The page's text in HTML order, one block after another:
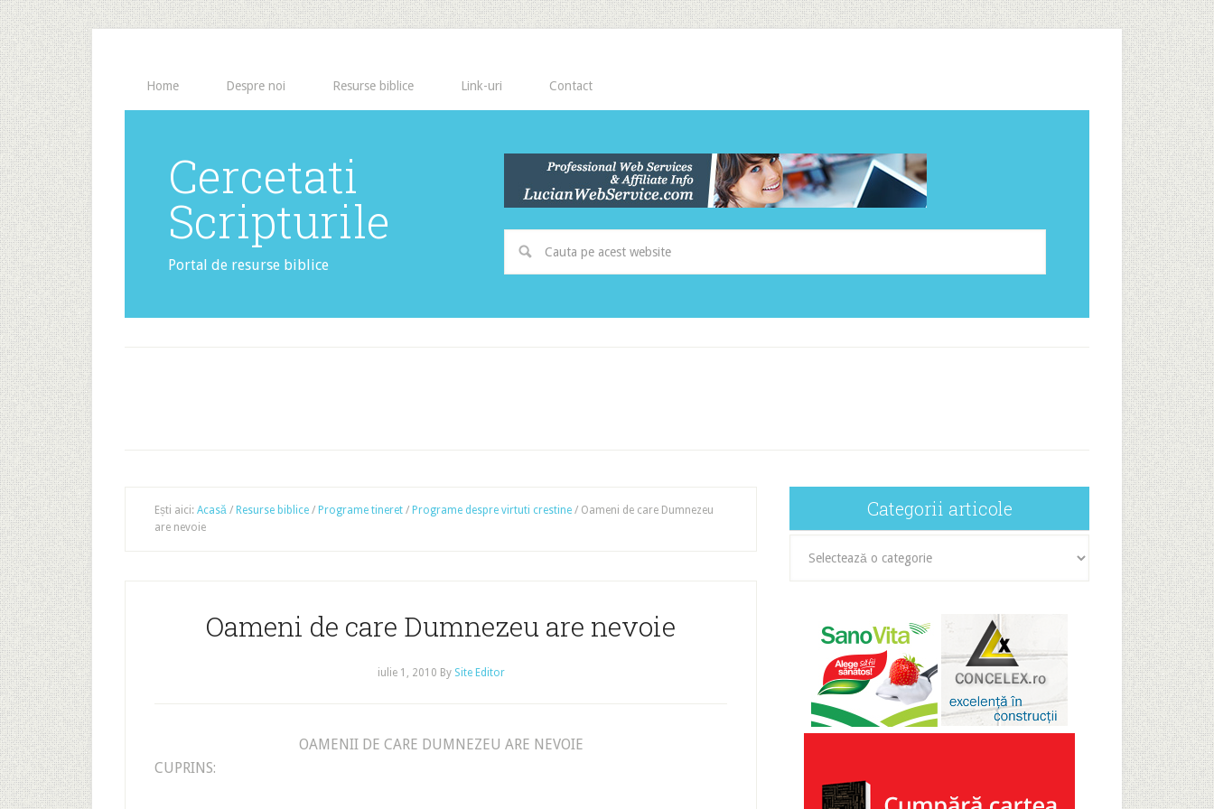
Home Despre noi Resurse biblice Link-uri Contact
Cercetati
Scripturile
Portal de resurse biblice
Ești aici: Acasă / Resurse biblice / Programe tineret / Programe despre virtuti crestine / Oameni de care Dumnezeu
are nevoie
Oameni de care Dumnezeu are nevoie
iulie 1, 2010 By Site Editor
OAMENII DE CARE DUMNEZEU ARE NEVOIE
CUPRINS:
Categorii articole
articole